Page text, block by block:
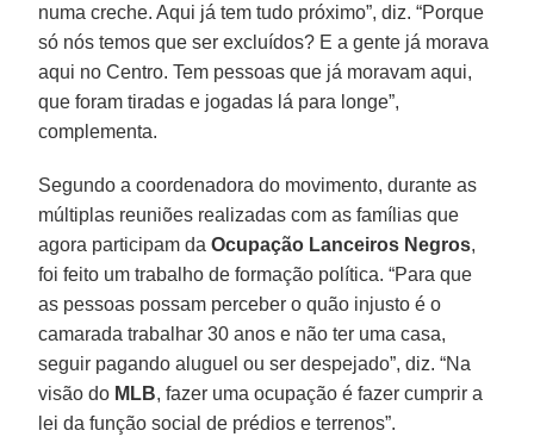
numa creche. Aqui já tem tudo próximo”, diz. “Porque
só nós temos que ser excluídos? E a gente já morava
aqui no Centro. Tem pessoas que já moravam aqui,
que foram tiradas e jogadas lá para longe”,
complementa.
Segundo a coordenadora do movimento, durante as
múltiplas reuniões realizadas com as famílias que
agora participam daOcupação Lanceiros Negros,
foi feito um trabalho de formação política. “Para que
as pessoas possam perceber o quão injusto é o
camarada trabalhar 30 anos e não ter uma casa,
seguir pagando aluguel ou ser despejado”, diz. “Na
visão do MLB, fazer uma ocupação é fazer cumprir a
lei da função social de prédios e terrenos”.